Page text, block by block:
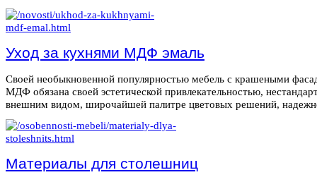
Уход за кухнями МДФ эмаль
Своей необыкновенной популярностью мебель с крашеными
МДФ обязана своей эстетической привлекательностью,
внешним видом, широчайшей палитре цветовых решений,
Материалы для столешниц